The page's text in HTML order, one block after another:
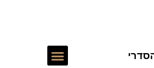
תפריט